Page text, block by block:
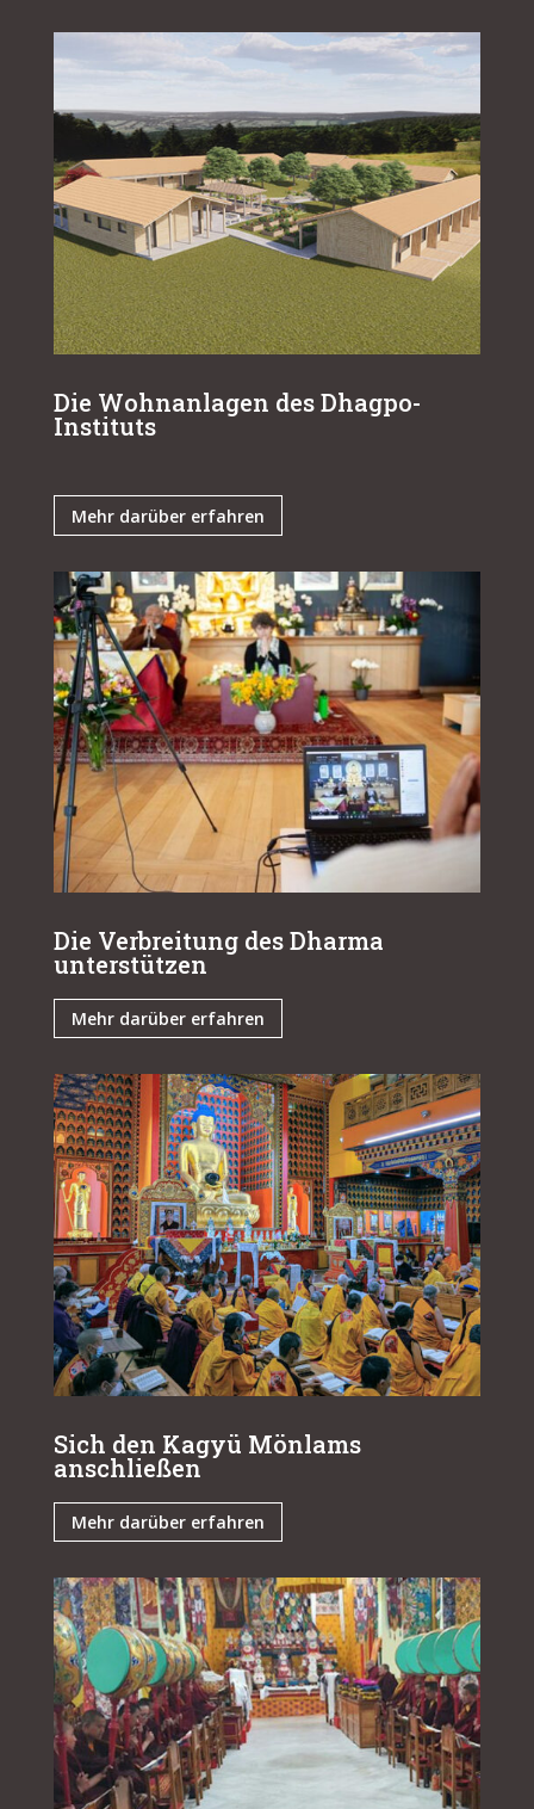
Die Wohnanlagen des Dhagpo-
Instituts
Mehr darüber erfahren
Die Verbreitung des Dharma
unterstützen
Mehr darüber erfahren
Sich den Kagyü Mönlams
anschließen
Mehr darüber erfahren